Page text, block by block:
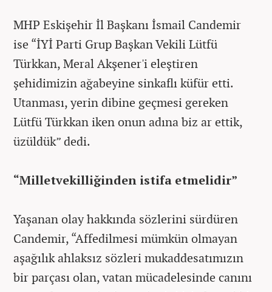
MHP Eskişehir İl Başkanı İsmail Candemir
ise “İYİ Parti Grup Başkan Vekili Lütfü
Türkkan, Meral Akşener'i eleştiren
şehidimizin ağabeyine sinkaflı küfür etti.
Utanması, yerin dibine geçmesi gereken
Lütfü Türkkan iken onun adına biz ar ettik,
üzüldük” dedi.
“Milletvekilliğinden istifa etmelidir”
Yaşanan olay hakkında sözlerini sürdüren
Candemir, “Affedilmesi mümkün olmayan
aşağılık ahlaksız sözleri mukaddesatımızın
bir parçası olan, vatan mücadelesinde canını